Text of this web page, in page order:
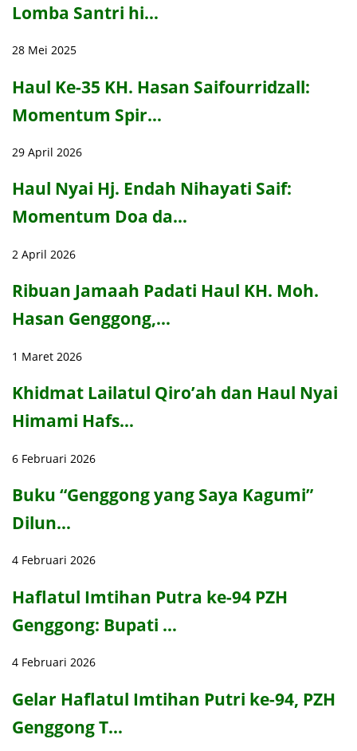
Lomba Santri hi…
28 Mei 2025
Haul Ke-35 KH. Hasan Saifourridzall:
Momentum Spir…
29 April 2026
Haul Nyai Hj. Endah Nihayati Saif:
Momentum Doa da…
2 April 2026
Ribuan Jamaah Padati Haul KH. Moh.
Hasan Genggong,…
1 Maret 2026
Khidmat Lailatul Qiro’ah dan Haul Nyai
Himami Hafs…
6 Februari 2026
Buku “Genggong yang Saya Kagumi”
Dilun…
4 Februari 2026
Haflatul Imtihan Putra ke-94 PZH
Genggong: Bupati …
4 Februari 2026
Gelar Haflatul Imtihan Putri ke-94, PZH
Genggong T…